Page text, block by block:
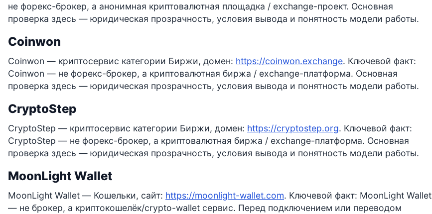
не форекс-брокер, а анонимная криптовалютная площадка / exchange-проект. Основная
проверка здесь — юридическая прозрачность, условия вывода и понятность модели работы.
Coinwon
Coinwon — криптосервис категории Биржи, домен: https://coinwon.exchange. Ключевой факт:
Coinwon — не форекс-брокер, а криптовалютная биржа / exchange-платформа. Основная
проверка здесь — юридическая прозрачность, условия вывода и понятность модели работы.
CryptoStep
CryptoStep — криптосервис категории Биржи, домен: https://cryptostep.org. Ключевой факт:
CryptoStep — не форекс-брокер, а криптовалютная биржа / exchange-платформа. Основная
проверка здесь — юридическая прозрачность, условия вывода и понятность модели работы.
MoonLight Wallet
MoonLight Wallet — Кошельки, сайт: https://moonlight-wallet.com. Ключевой факт: MoonLight Wallet
— не брокер, а криптокошелёк/crypto-wallet сервис. Перед подключением или переводом